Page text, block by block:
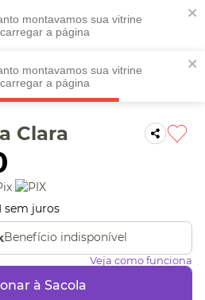
montavamos sua vitrine
a página
montavamos sua vitrine
a página
REGULAMENTO
de você! Informe seu CEP
Clara
sem juros
Benefício indisponível
Veja como funciona
à Sacola